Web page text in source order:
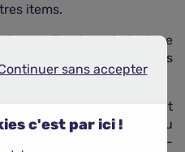
items.
pour Toyota qui s'adjuge
deux constructeurs
Kia obtient
critères : « voitures peu
», « bon rapport qualité-
sans accepter
c'est par ici !
sans accepter